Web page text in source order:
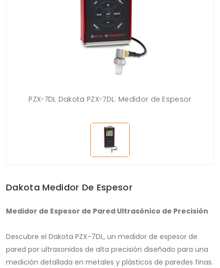
PZX-7DL Dakota PZX-7DL: Medidor de Espesor
Dakota Medidor De Espesor
Medidor de Espesor de Pared Ultrasónico de Precisión
Descubre el Dakota PZX-7DL, un medidor de espesor de
pared por ultrasonidos de alta precisión diseñado para una
medición detallada en metales y plásticos de paredes finas.